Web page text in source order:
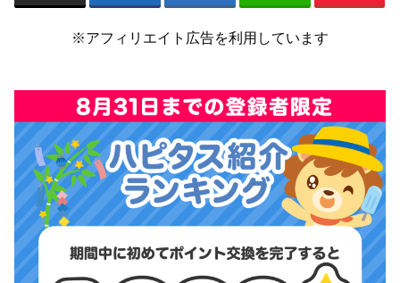
※アフィリエイト広告を利用しています